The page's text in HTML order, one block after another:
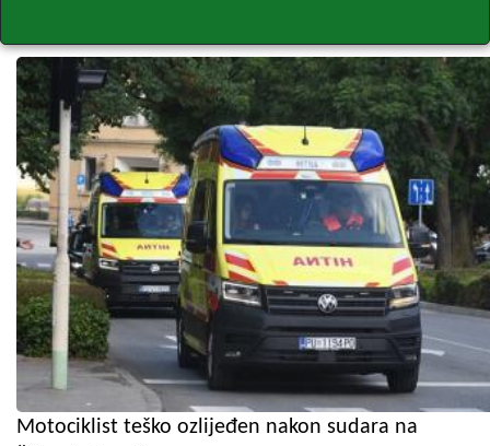
Motociklist teško ozlijeđen nakon sudara na